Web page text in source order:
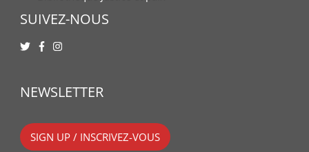
SUIVEZ-NOUS
NEWSLETTER
SIGN UP / INSCRIVEZ-VOUS